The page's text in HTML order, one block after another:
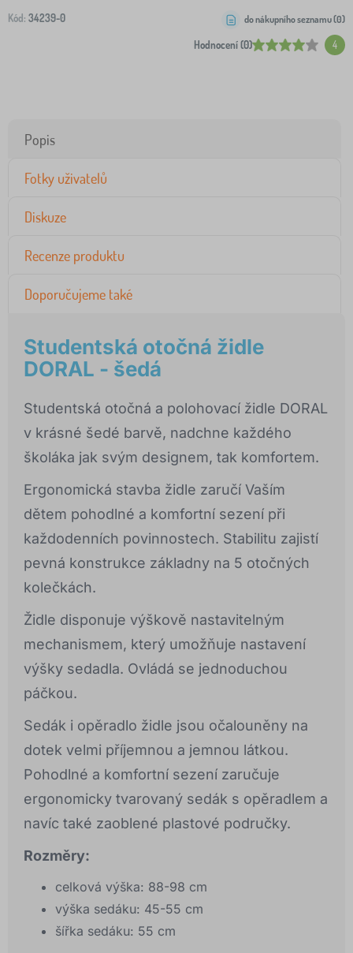
Kód: 34239-0
Hodnocení (0) 4
do nákupního seznamu (0)
Popis
Fotky uživatelů
Diskuze
Recenze produktu
Doporučujeme také
Studentská otočná židle
DORAL - šedá
Studentská otočná a polohovací židle DORAL
v krásné šedé barvě, nadchne každého
školáka jak svým designem, tak komfortem.
Ergonomická stavba židle zaručí Vaším
dětem pohodlné a komfortní sezení při
každodenních povinnostech. Stabilitu zajistí
pevná konstrukce základny na 5 otočných
kolečkách.
Židle disponuje výškově nastavitelným
mechanismem, který umožňuje nastavení
výšky sedadla. Ovládá se jednoduchou
páčkou.
Sedák i opěradlo židle jsou očalouněny na
dotek velmi příjemnou a jemnou látkou.
Pohodlné a komfortní sezení zaručuje
ergonomicky tvarovaný sedák s opěradlem a
navíc také zaoblené plastové područky.
Rozměry:
celková výška: 88-98 cm
výška sedáku: 45-55 cm
šířka sedáku: 55 cm